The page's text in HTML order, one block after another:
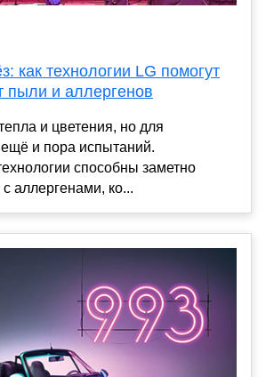
как технологии LG помогут
пыли и аллергенов
и цветения, но для
ещё и пора испытаний.
способны заметно
с аллергенами, ко...